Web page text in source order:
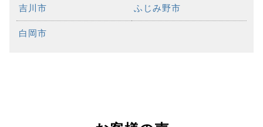
吉川市 ふじみ野市
白岡市